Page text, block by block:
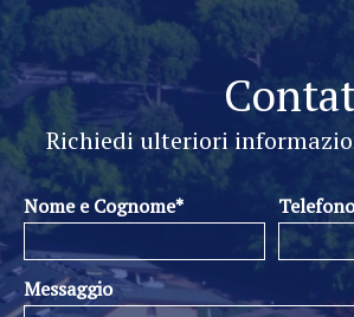
Richiedi ulteriori
Nome e Cognome*
Messaggio